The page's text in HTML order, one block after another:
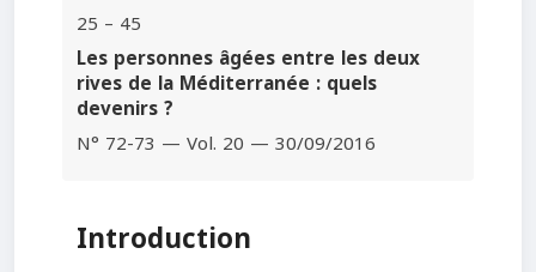
25 – 45
Les personnes âgées entre les deux
rives de la Méditerranée : quels
devenirs ?
N° 72-73 — Vol. 20 — 30/09/2016
Introduction